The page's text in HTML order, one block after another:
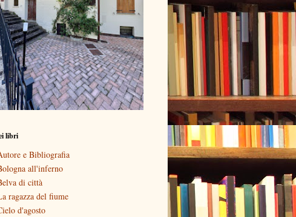
libri
e Bibliografia
all'inferno
di città
ragazza del fiume
d'agosto